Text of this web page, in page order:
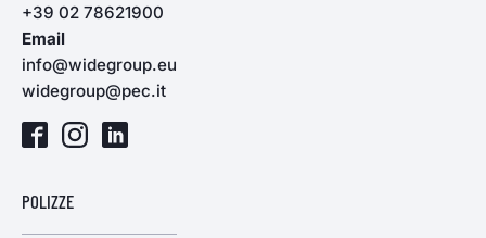
+39 02 78621900
Email
info@widegroup.eu
widegroup@pec.it
POLIZZE